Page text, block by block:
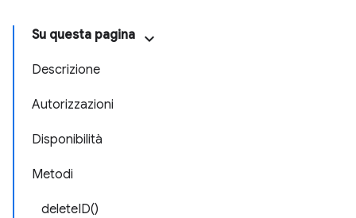
Su questa pagina
Descrizione
Autorizzazioni
Disponibilità
Metodi
deleteID()